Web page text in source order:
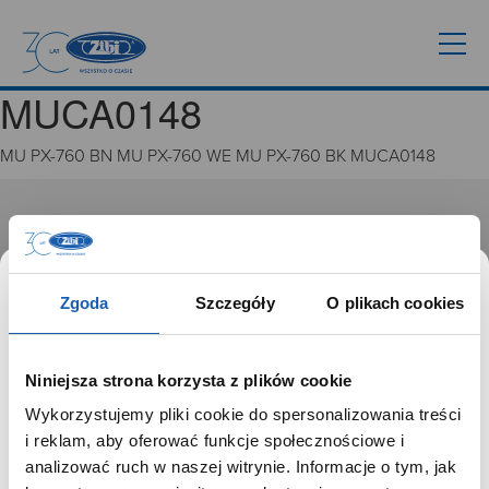
Zgoda Szczegóły O plikach cookies
Niniejsza strona korzysta z plików cookie
Wykorzystujemy pliki cookie do spersonalizowania treści
i reklam, aby oferować funkcje społecznościowe i
analizować ruch w naszej witrynie. Informacje o tym, jak
MUCA0148
MU PX-760 BN MU PX-760 WE MU PX-760 BK MUCA0148
GRUPA ZIBI
Historia
Misja, wizja i wartości Grupy Zibi
Ważne daty
Zgoda na ciasteczka
PRODUKTY
Zegarki
SZANOWNY UŻYTKOWNIKU,
SZANOWNA UŻYTKOWNICZKO